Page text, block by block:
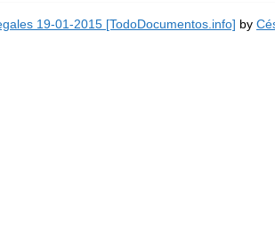
19-01-2015 [TodoDocumentos.info] by